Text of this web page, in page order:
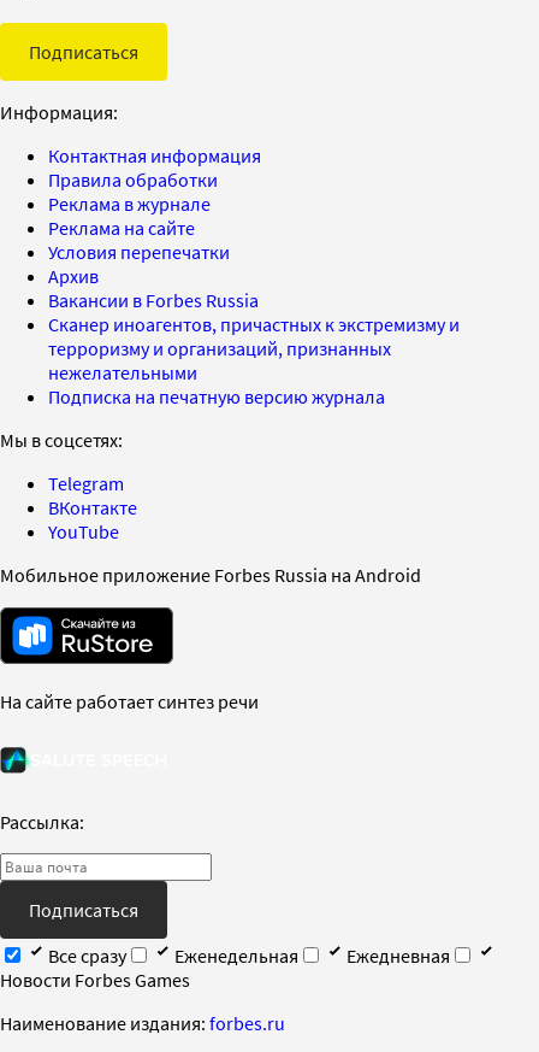
Подписаться
Информация:
Контактная информация
Правила обработки
Реклама в журнале
Реклама на сайте
Условия перепечатки
Архив
Вакансии в Forbes Russia
Сканер иноагентов, причастных к экстремизму и
терроризму и организаций, признанных
нежелательными
Подписка на печатную версию журнала
Мы в соцсетях:
Telegram
ВКонтакте
YouTube
Мобильное приложение Forbes Russia на Android
На сайте работает синтез речи
Рассылка:
Подписаться
Все сразу
Еженедельная
Ежедневная
Новости Forbes Games
Наименование издания: forbes.ru